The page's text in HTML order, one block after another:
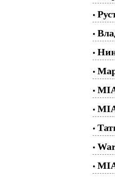
•
•
•
•
•
•
•
•
•